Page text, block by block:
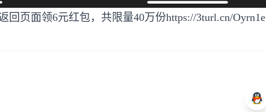
回页面领6元红包，共限量40万份https://3turl.cn/Oyrn1e